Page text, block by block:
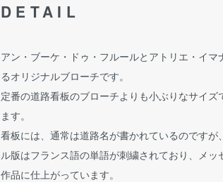
DETAIL
アン・ブーケ・ドゥ・フルールとアトリエ・イマ
るオリジナルブローチです。
定番の道路看板のブローチよりも小ぶりなサイズ
ます。
看板には、通常は道路名が書かれているのですが
ル版はフランス語の単語が刺繍されており、メッ
作品に仕上がっています。